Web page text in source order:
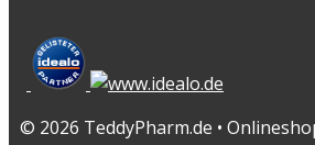
© 2026 TeddyPharm.de •